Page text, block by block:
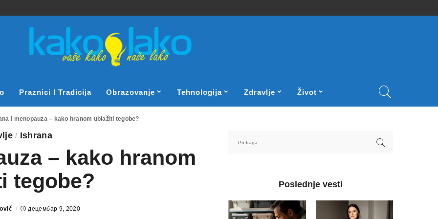
Praznici I Tradicija Obrazovanje Tehnologija Zdravlje Život
i menopauza – kako hranom ublažiti tegobe?
Ishrana
– kako hranom
tegobe?
децембар 9, 2020
Poslednje vesti